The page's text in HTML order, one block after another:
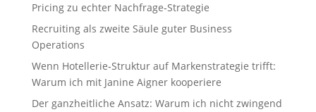
Pricing zu echter Nachfrage‑Strategie
Recruiting als zweite Säule guter Business
Operations
Wenn Hotellerie‑Struktur auf Markenstrategie trifft:
Warum ich mit Janine Aigner kooperiere
Der ganzheitliche Ansatz: Warum ich nicht zwingend